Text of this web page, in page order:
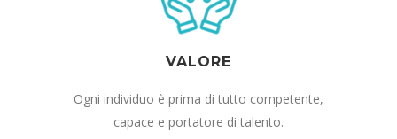
VALORE
Ogni individuo è prima di tutto competente,
capace e portatore di talento.